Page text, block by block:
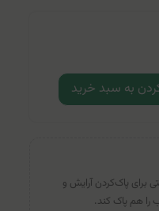
به سبد خرید
پاک‌کردن آرایش و
را هم پاک کند.